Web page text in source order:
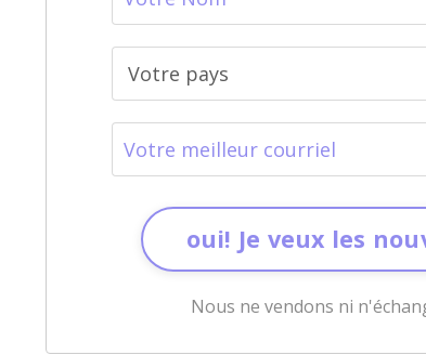
oui! Je veux les
Nous ne vendons ni